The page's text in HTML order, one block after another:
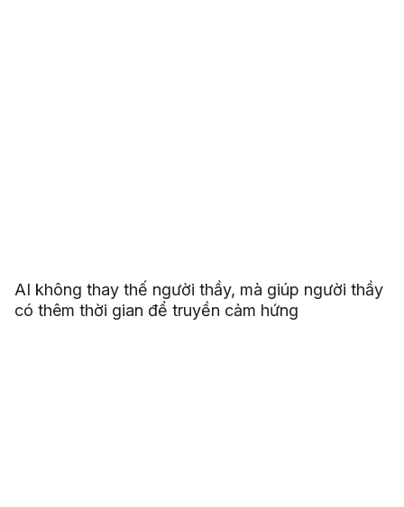
AI không thay thế người thầy, mà giúp người thầy
có thêm thời gian để truyền cảm hứng